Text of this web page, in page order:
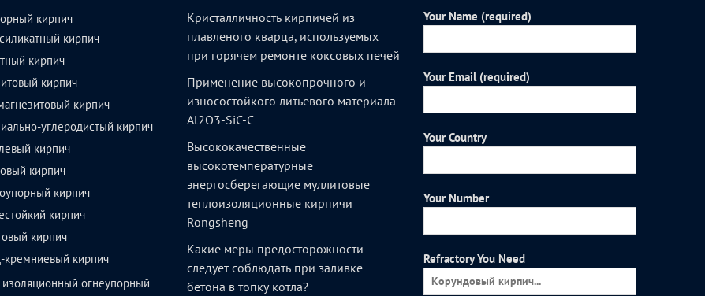
кирпич
кирпич
кирпич
кирпич
кирпич
углеродистый кирпич
кирпич
кирпич
кирпич
кирпич
кирпич
кремниевый кирпич
изоляционный огнеупорный
Кристалличность кирпичей из
плавленого кварца, используемых
при горячем ремонте коксовых печей
Применение высокопрочного и
износостойкого литьевого материала
Al2O3-SiC-C
Высококачественные
высокотемпературные
энергосберегающие муллитовые
теплоизоляционные кирпичи
Rongsheng
Какие меры предосторожности
следует соблюдать при заливке
бетона в топку котла?
Your Name (required)
Your Email (required)
Your Country
Your Number
Refractory You Need